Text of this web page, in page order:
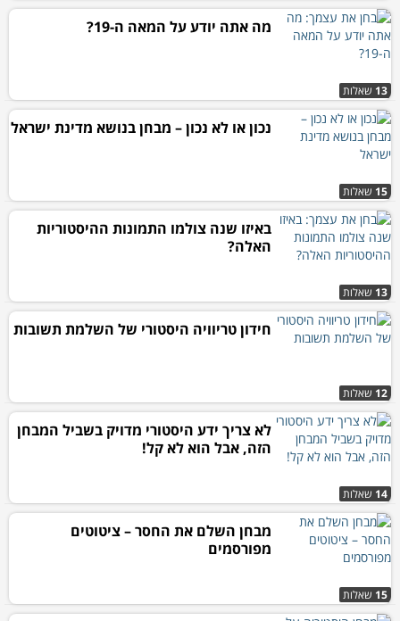
13 שאלות
מה אתה יודע על המאה ה-19?
15 שאלות
נכון או לא נכון – מבחן בנושא מדינת ישראל
13 שאלות
באיזו שנה צולמו התמונות ההיסטוריות
האלה?
12 שאלות
חידון טריוויה היסטורי של השלמת תשובות
14 שאלות
לא צריך ידע היסטורי מדויק בשביל המבחן
הזה, אבל הוא לא קל!
15 שאלות
מבחן השלם את החסר – ציטוטים
מפורסמים